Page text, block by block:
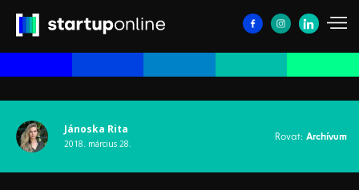
Jánoska Rita
2018. március 28.
Rovat: Archívum